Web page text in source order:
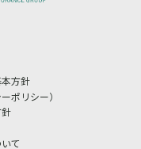
方針
ポリシー）
て